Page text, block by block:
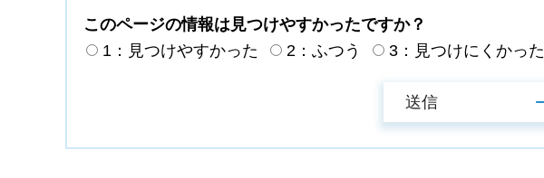
このページの情報は見つけやすかったですか？
1：見つけやすかった
2：ふつう 3：見つけにくかった